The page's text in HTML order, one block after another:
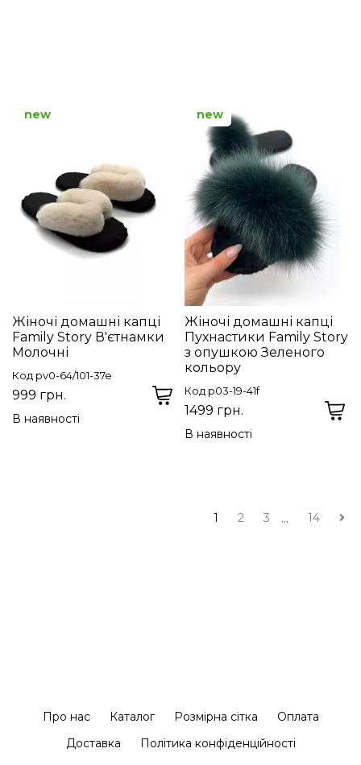
Жіночі домашні капці
Family Story В'єтнамки
Молочні
Код pv0-64/101-37e
999 грн.
В наявності
new
Жіночі домашні капці
Пухнастики Family Story
з опушкою Зеленого
кольору
Код p03-19-41f
1499 грн.
В наявності
new
1 2 3 ... 14
Про нас Каталог Розмірна сітка
Оплата
Доставка
Політика конфіденційності